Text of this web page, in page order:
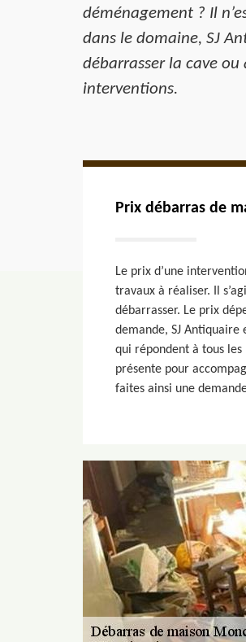
déménagement ? Il
dans le domaine, SJ
débarrasser la cave
interventions.
Prix débarras de
Le prix d’une
travaux à réaliser. Il
débarrasser. Le prix
demande, SJ Antiquaire
qui répondent à tous
présente pour
faites ainsi une